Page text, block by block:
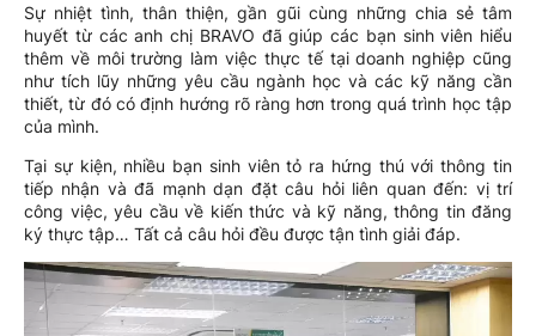
Sự nhiệt tình, thân thiện, gần gũi cùng những chia sẻ tâm
huyết từ các anh chị BRAVO đã giúp các bạn sinh viên hiểu
thêm về môi trường làm việc thực tế tại doanh nghiệp cũng
như tích lũy những yêu cầu ngành học và các kỹ năng cần
thiết, từ đó có định hướng rõ ràng hơn trong quá trình học tập
của mình.
Tại sự kiện, nhiều bạn sinh viên tỏ ra hứng thú với thông tin
tiếp nhận và đã mạnh dạn đặt câu hỏi liên quan đến: vị trí
công việc, yêu cầu về kiến thức và kỹ năng, thông tin đăng
ký thực tập… Tất cả câu hỏi đều được tận tình giải đáp.